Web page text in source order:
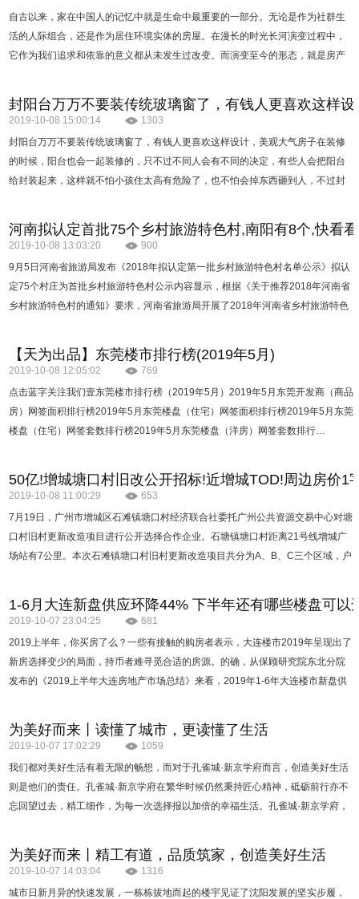
自古以来，家在中国人的记忆中就是生命中最重要的一部分。无论是作为社群生
活的人际组合，还是作为居住环境实体的房屋。在漫长的时光长河演变过程中，
它作为我们追求和依靠的意义都从未发生过改变。而演变至今的形态，就是房产
封阳台万万不要装传统玻璃窗了，有钱人更喜欢这样
2019-10-08 15:00:14
1303
封阳台万万不要装传统玻璃窗了，有钱人更喜欢这样设计，美观大气房子在装修
的时候，阳台也会一起装修的，只不过不同人会有不同的决定，有些人会把阳台
给封装起来，这样就不怕小孩住太高有危险了，也不怕会掉东西砸到人，不过封
河南拟认定首批75个乡村旅游特色村,南阳有8个,快看
2019-10-08 13:03:20
900
9月5日河南省旅游局发布《2018年拟认定第一批乡村旅游特色村名单公示》拟认
定75个村庄为首批乡村旅游特色村公示内容显示，根据《关于推荐2018年河南省
乡村旅游特色村的通知》要求，河南省旅游局开展了2018年河南省乡村旅游特色
【天为出品】东莞楼市排行榜(2019年5月)
2019-10-08 12:05:02
769
点击蓝字关注我们壹东莞楼市排行榜（2019年5月）2019年5月东莞开发商（商品
房）网签面积排行榜2019年5月东莞楼盘（住宅）网签面积排行榜2019年5月东莞
楼盘（住宅）网签套数排行榜2019年5月东莞楼盘（洋房）网签套数排行…
50亿!增城塘口村旧改公开招标!近增城TOD!周边房价1
2019-10-08 11:00:29
653
7月19日，广州市增城区石滩镇塘口村经济联合社委托广州公共资源交易中心对塘
口村旧村更新改造项目进行公开选择合作企业。石塘镇塘口村距离21号线增城广
场站有7公里。本次石滩镇塘口村旧村更新改造项目共分为A、B、C三个区域，户
1-6月大连新盘供应环降44% 下半年还有哪些楼盘可以
2019-10-07 23:04:25
681
2019上半年，你买房了么？一些有接触的购房者表示，大连楼市2019年呈现出了
新房选择变少的局面，持币者难寻觅合适的房源。的确，从保顾研究院东北分院
发布的《2019上半年大连房地产市场总结》来看，2019年1-6年大连楼市新盘供
为美好而来丨读懂了城市，更读懂了生活
2019-10-07 17:02:29
1059
我们都对美好生活有着无限的畅想，而对于孔雀城·新京学府而言，创造美好生活
则是他们的责任。孔雀城·新京学府在繁华时候仍然秉持匠心精神，砥砺前行亦不
忘回望过去，精工细作，为每一次选择报以加倍的幸福生活。孔雀城·新京学府，
为美好而来丨精工有道，品质筑家，创造美好生活
2019-10-07 14:03:04
1316
城市日新月异的快速发展，一栋栋拔地而起的楼宇见证了沈阳发展的坚实步履，